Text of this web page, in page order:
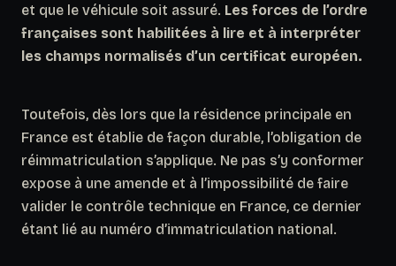
et que le véhicule soit assuré. Les forces de l’ordre
françaises sont habilitées à lire et à interpréter
les champs normalisés d’un certificat européen.
Toutefois, dès lors que la résidence principale en
France est établie de façon durable, l’obligation de
réimmatriculation s’applique. Ne pas s’y conformer
expose à une amende et à l’impossibilité de faire
valider le contrôle technique en France, ce dernier
étant lié au numéro d’immatriculation national.